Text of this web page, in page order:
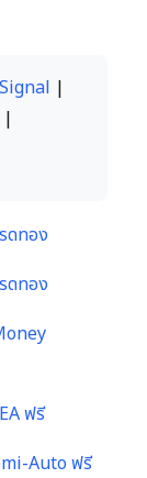
|
|
ดทอง
ดทอง
ฟรี
Auto ฟรี